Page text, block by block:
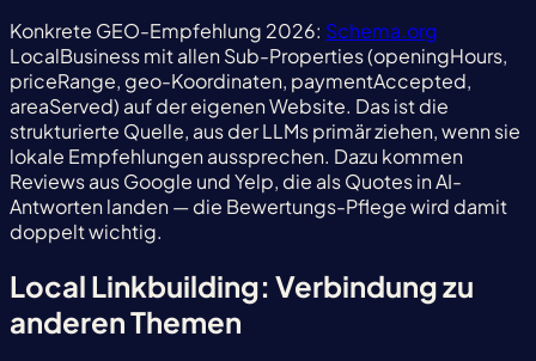
Konkrete GEO-Empfehlung 2026: Schema.org
LocalBusiness mit allen Sub-Properties (openingHours,
priceRange, geo-Koordinaten, paymentAccepted,
areaServed) auf der eigenen Website. Das ist die
strukturierte Quelle, aus der LLMs primär ziehen, wenn sie
lokale Empfehlungen aussprechen. Dazu kommen
Reviews aus Google und Yelp, die als Quotes in AI-
Antworten landen — die Bewertungs-Pflege wird damit
doppelt wichtig.
Local Linkbuilding: Verbindung zu
anderen Themen